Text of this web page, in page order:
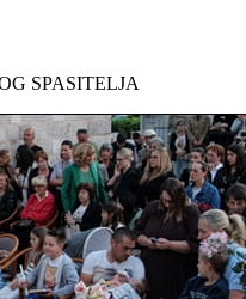
SPASITELJA